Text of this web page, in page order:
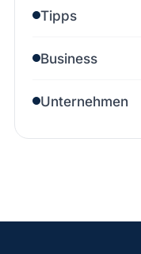
Tipps
Business
Unternehmen